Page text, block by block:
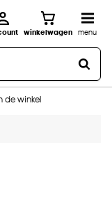
winkelwagen menu
de winkel
aan huis